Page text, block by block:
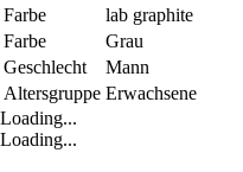
Farbe
lab graphite
Farbe
Grau
Geschlecht
Mann
Altersgruppe Erwachsene
Loading...
Loading...